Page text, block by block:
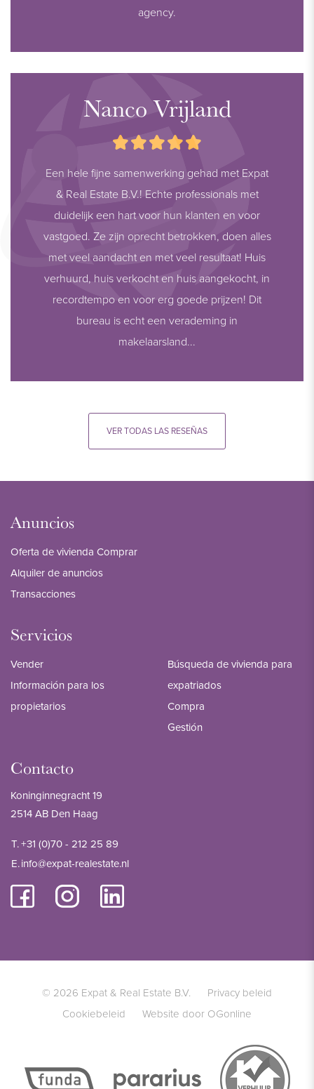
agency.
Nanco Vrijland
Een hele fijne samenwerking gehad met Expat
& Real Estate B.V.! Echte professionals met
duidelijk een hart voor hun klanten en voor
vastgoed. Ze zijn oprecht betrokken, doen alles
met veel aandacht en met veel resultaat! Huis
verhuurd, huis verkocht en huis aangekocht, in
recordtempo en voor erg goede prijzen! Dit
bureau is echt een verademing in
makelaarsland...
VER TODAS LAS RESEÑAS
Anuncios
Oferta de vivienda Comprar
Alquiler de anuncios
Transacciones
Servicios
Vender
Información para los
propietarios
Búsqueda de vivienda para
expatriados
Compra
Gestión
Contacto
Koninginnegracht 19
2514 AB Den Haag
T.+31 (0)70 - 212 25 89
E.info@expat-realestate.nl
© 2026 Expat & Real Estate B.V.
Privacy beleid
Cookiebeleid
Website door OGonline